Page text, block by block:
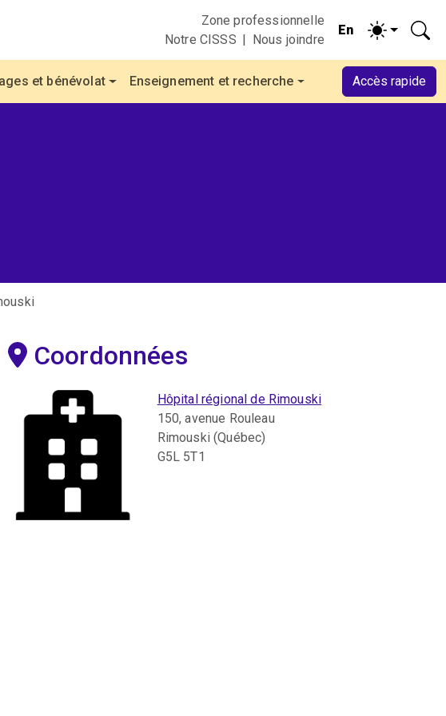
Zone professionnelle
Notre CISSS
Nous joindre
et bénévolat Enseignement et recherche Accès rapide
Coordonnées
Hôpital régional de Rimouski
150, avenue Rouleau
Rimouski (Québec)
G5L 5T1